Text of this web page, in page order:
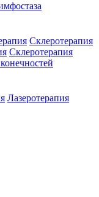
Склеротерапия
Склеротерапия
Лазеротерапия